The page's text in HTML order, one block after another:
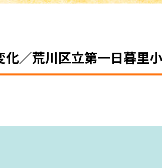
／荒川区立第一日暮里